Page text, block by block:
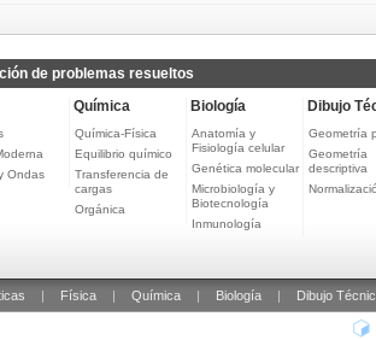
de problemas resueltos
Ondas
Química
Química-Física
Equilibrio químico
Transferencia de
cargas
Orgánica
Biología
Anatomía y
Fisiología celular
Genética molecular
Microbiología y
Biotecnología
Inmunología
Dibujo
Geometría
Geometría
descriptiva
Física Química Biología Dibujo